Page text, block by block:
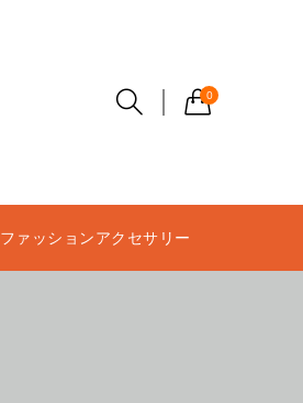
0
ファッションアクセサリー